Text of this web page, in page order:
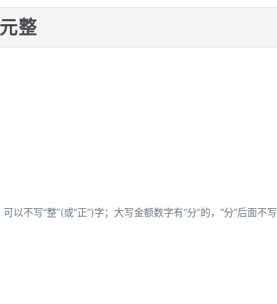
整
以不写“整”(或“正”)字；大写金额数字有“分”的，“分”后面不写